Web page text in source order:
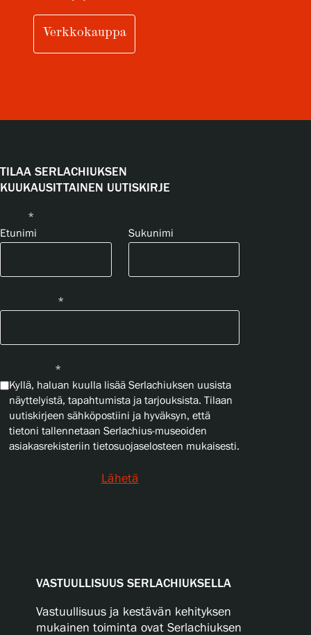
Verkkokauppa
TILAA SERLACHIUKSEN
KUUKAUSITTAINEN UUTISKIRJE
*
Etunimi
Sukunimi
*
*
Kyllä, haluan kuulla lisää Serlachiuksen uusista
näyttelyistä, tapahtumista ja tarjouksista. Tilaan
uutiskirjeen sähköpostiini ja hyväksyn, että
tietoni tallennetaan Serlachius-museoiden
asiakasrekisteriin tietosuojaselosteen mukaisesti.
Lähetä
VASTUULLISUUS SERLACHIUKSELLA
Vastuullisuus ja kestävän kehityksen
mukainen toiminta ovat Serlachiuksen